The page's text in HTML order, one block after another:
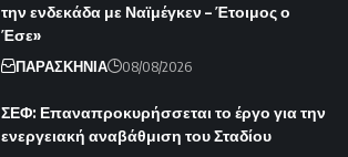
την ενδεκάδα με Ναϊμέγκεν – Έτοιμος ο
Έσε»
ΠΑΡΑΣΚΗΝΙΑ 08/08/2026
ΣΕΦ: Επαναπροκυρήσσεται το έργο για την
ενεργειακή αναβάθμιση του Σταδίου